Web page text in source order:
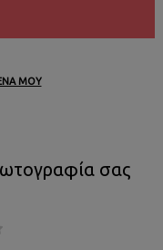
ΜΟΥ
σας